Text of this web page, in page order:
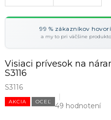
99 % zákazníkov
a my to pri väčšine
Visiaci prívesok na
S3116
S3116
AKCIA OCEĽ 49 hodnotení